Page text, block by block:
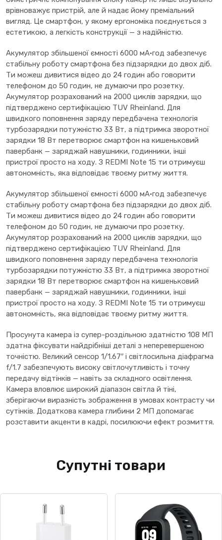
врівноважує пристрій, але й надає йому преміальний
вигляд. Це смартфон, у якому ергономіка поєднується з
естетикою, а легкість конструкції — з надійністю.
Акумулятор збільшеної ємності 6000 мА·год забезпечує
стабільну роботу смартфона без підзарядки до двох діб.
Ти можеш дивитися відео до 24 годин або говорити
телефоном до 50 годин, не думаючи про розетку.
Акумулятор розрахований на 2000 циклів зарядки, що
підтверджено сертифікацією TUV Rheinland. Для
швидкого поповнення заряду передбачена технологія
турбозарядки потужністю 33 Вт, а підтримка зворотної
зарядки 18 Вт перетворює смартфон на кишеньковий
павербанк — заряджай навушники, годинники, інші
пристрої просто на ходу. З REDMI Note 15 ти отримуєш
автономність, яка відповідає твоєму ритму життя.
Акумулятор збільшеної ємності 6000 мА·год забезпечує
стабільну роботу смартфона без підзарядки до двох діб.
Ти можеш дивитися відео до 24 годин або говорити
телефоном до 50 годин, не думаючи про розетку.
Акумулятор розрахований на 2000 циклів зарядки, що
підтверджено сертифікацією TUV Rheinland. Для
швидкого поповнення заряду передбачена технологія
турбозарядки потужністю 33 Вт, а підтримка зворотної
зарядки 18 Вт перетворює смартфон на кишеньковий
павербанк — заряджай навушники, годинники, інші
пристрої просто на ходу. З REDMI Note 15 ти отримуєш
автономність, яка відповідає твоєму ритму життя.
Просунута камера із супер-роздільною здатністю 108 МП
здатна фіксувати найдрібніші деталі з неперевершеною
точністю. Великий сенсор 1/1.67″ і світлосильна діафрагма
f/1.7 забезпечують високу світлочутливість і точну
передачу відтінків — навіть за складного освітлення.
Камера вловлює широкий діапазон світла й тіні,
зберігаючи виразність зображення в умовах контрасту чи
сутінків. Додаткова камера глибини 2 МП допомагає
розставити акценти в кадрі, посилюючи ефект розмиття.
Супутні товари